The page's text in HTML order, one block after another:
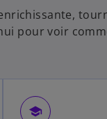
pour voir
school